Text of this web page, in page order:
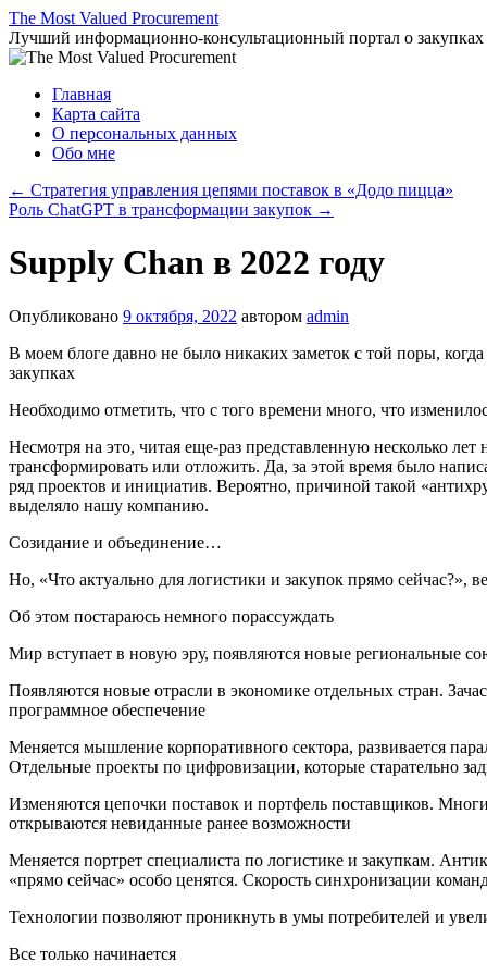
Перейти
к
содержимому
The Most Valued Procurement
Лучший информационно-консультационный портал о закупках
Главная
Карта сайта
О персональных данных
Обо мне
← Стратегия управления цепями поставок в «Додо пицца»
Роль ChatGPT в трансформации закупок →
Supply Chan в 2022 году
Опубликовано 9 октября, 2022 автором admin
В моем блоге давно не было никаких заметок с той поры,
закупках
Необходимо отметить, что с того времени много, что
Несмотря на это, читая еще-раз представленную несколько
трансформировать или отложить. Да, за этой время было
ряд проектов и инициатив. Вероятно, причиной такой
выделяло нашу компанию.
Созидание и объединение…
Но, «Что актуально для логистики и закупок прямо сейчас?»,
Об этом постараюсь немного порассуждать
Мир вступает в новую эру, появляются новые региональные
Появляются новые отрасли в экономике отдельных стран.
программное обеспечение
Меняется мышление корпоративного сектора, развивается
Отдельные проекты по цифровизации, которые старательно
Изменяются цепочки поставок и портфель поставщиков.
открываются невиданные ранее возможности
Меняется портрет специалиста по логистике и закупкам.
«прямо сейчас» особо ценятся. Скорость синхронизации
Технологии позволяют проникнуть в умы потребителей и
Все только начинается